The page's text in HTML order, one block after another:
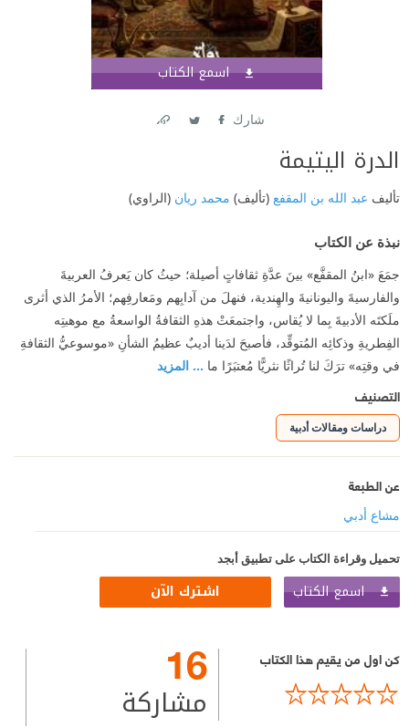
اسمع الكتاب
شارك
الدرة اليتيمة
تأليف عبد الله بن المقفع (تأليف) محمد ريان (الراوي)
نبذة عن الكتاب
جمَعَ «ابنُ المقفَّع» بينَ عدَّةِ ثقافاتٍ أصيلة؛ حيثُ كان يَعرفُ العربيةَ
والفارسيةَ واليونانيةَ والهِندية، فنهلَ من آدابِهم ومَعارفِهم؛ الأمرُ الذي أثرى
ملَكتَه الأدبيةَ بِما لا يُقاس، واجتمعَتْ هذهِ الثقافةُ الواسعةُ مع موهبتِه
الفِطريةِ وذكائِه المُتوقِّد، فأصبحَ لدَينا أديبٌ عظيمُ الشأنِ «موسوعيُّ الثقافةِ
في وقتِه» ترَكَ لنا تُراثًا نثريًّا مُعتبَرًا ما ... المزيد
التصنيف
دراسات ومقالات أدبية
عن الطبعة
مشاع أدبي
تحميل وقراءة الكتاب على تطبيق أبجد
اسمع الكتاب اشترك الآن
كن اول من يقيم هذا الكتاب 16
مشاركة